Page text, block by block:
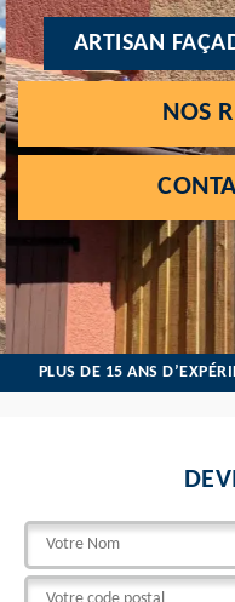
ARTISAN
NOS
PLUS DE 15 ANS